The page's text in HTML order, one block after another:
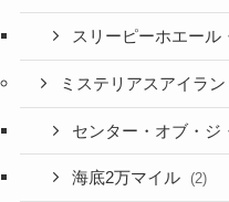
スリーピーホエール
ミステリアスアイラン
センター・オブ・ジ
海底2万マイル (2)